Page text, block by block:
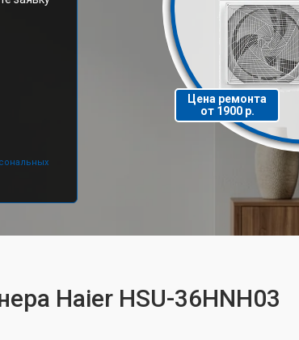
Цена ремонта
от 1900 р.
Haier HSU-36HNH03